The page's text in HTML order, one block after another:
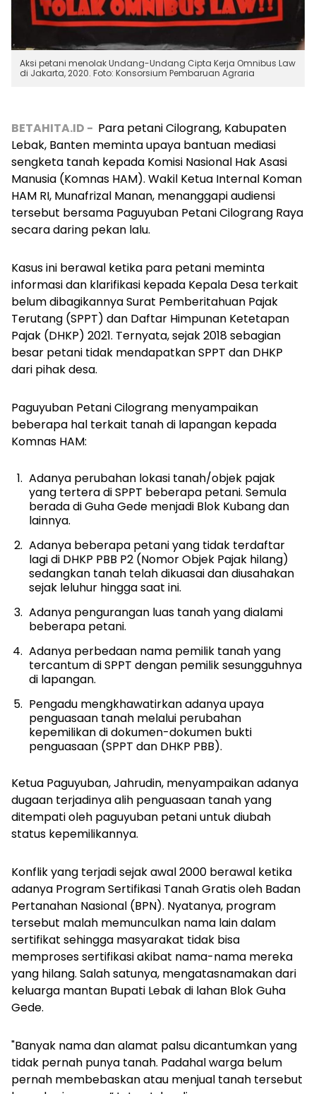
Aksi petani menolak Undang-Undang Cipta Kerja Omnibus Law
di Jakarta, 2020. Foto: Konsorsium Pembaruan Agraria
BETAHITA.ID - Para petani Cilograng, Kabupaten
Lebak, Banten meminta upaya bantuan mediasi
sengketa tanah kepada Komisi Nasional Hak Asasi
Manusia (Komnas HAM). Wakil Ketua Internal Koman
HAM RI, Munafrizal Manan, menanggapi audiensi
tersebut bersama Paguyuban Petani Cilograng Raya
secara daring pekan lalu.
Kasus ini berawal ketika para petani meminta
informasi dan klarifikasi kepada Kepala Desa terkait
belum dibagikannya Surat Pemberitahuan Pajak
Terutang (SPPT) dan Daftar Himpunan Ketetapan
Pajak (DHKP) 2021. Ternyata, sejak 2018 sebagian
besar petani tidak mendapatkan SPPT dan DHKP
dari pihak desa.
Paguyuban Petani Cilograng menyampaikan
beberapa hal terkait tanah di lapangan kepada
Komnas HAM:
Adanya perubahan lokasi tanah/objek pajak
yang tertera di SPPT beberapa petani. Semula
berada di Guha Gede menjadi Blok Kubang dan
lainnya.
Adanya beberapa petani yang tidak terdaftar
lagi di DHKP PBB P2 (Nomor Objek Pajak hilang)
sedangkan tanah telah dikuasai dan diusahakan
sejak leluhur hingga saat ini.
Adanya pengurangan luas tanah yang dialami
beberapa petani.
Adanya perbedaan nama pemilik tanah yang
tercantum di SPPT dengan pemilik sesungguhnya
di lapangan.
Pengadu mengkhawatirkan adanya upaya
penguasaan tanah melalui perubahan
kepemilikan di dokumen-dokumen bukti
penguasaan (SPPT dan DHKP PBB).
Ketua Paguyuban, Jahrudin, menyampaikan adanya
dugaan terjadinya alih penguasaan tanah yang
ditempati oleh paguyuban petani untuk diubah
status kepemilikannya.
Konflik yang terjadi sejak awal 2000 berawal ketika
adanya Program Sertifikasi Tanah Gratis oleh Badan
Pertanahan Nasional (BPN). Nyatanya, program
tersebut malah memunculkan nama lain dalam
sertifikat sehingga masyarakat tidak bisa
memproses sertifikasi akibat nama-nama mereka
yang hilang. Salah satunya, mengatasnamakan dari
keluarga mantan Bupati Lebak di lahan Blok Guha
Gede.
"Banyak nama dan alamat palsu dicantumkan yang
tidak pernah punya tanah. Padahal warga belum
pernah membebaskan atau menjual tanah tersebut